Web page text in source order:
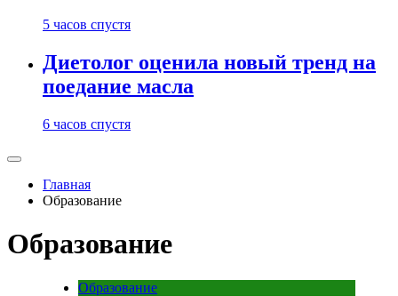
5 часов спустя
Диетолог оценила новый тренд на
поедание масла
6 часов спустя
Главная
Образование
Образование
Образование